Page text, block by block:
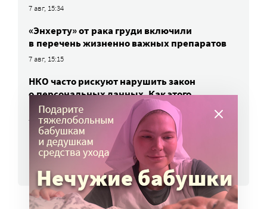
7 авг, 15:34
«Энхерту» от рака груди включили
в перечень жизненно важных препаратов
7 авг, 15:15
НКО часто рискуют нарушить закон
о персональных данных. Как этого
избежать?
7 авг, 13:13